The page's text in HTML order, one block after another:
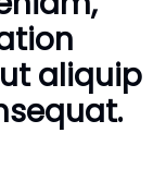
aliquip